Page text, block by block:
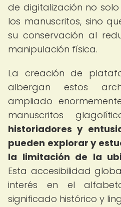
de digitalización no
los manuscritos, sino
su conservación al
manipulación física.
La creación de
albergan estos
ampliado
manuscritos
historiadores y
pueden explorar y
la limitación de la
Esta accesibilidad
interés en el
significado histórico y